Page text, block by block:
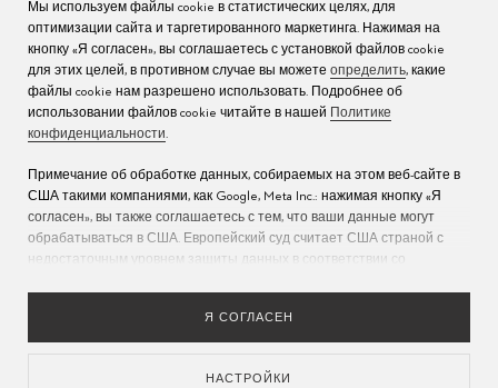
КОМПАНИЯ
Вакансии
Пресс
Мы используем файлы cookie в статистических целях, для
оптимизации сайта и таргетированного маркетинга. Нажимая на
кнопку «Я согласен», вы соглашаетесь с установкой файлов cookie
для этих целей, в противном случае вы можете определить, какие
файлы cookie нам разрешено использовать. Подробнее об
использовании файлов cookie читайте в нашей
Политике
конфиденциальности.
Примечание об обработке данных, собираемых на этом веб-сайте в
США такими компаниями, как Google, Meta Inc.: нажимая кнопку «Я
согласен», вы также соглашаетесь с тем, что ваши данные могут
обрабатываться в США. Европейский суд считает США страной с
недостаточным уровнем защиты данных в соответствии со
только основные файлы cookie, чтобы исключить возможность
описанной выше передачи данных.
Я СОГЛАСЕН
НАСТРОЙКИ